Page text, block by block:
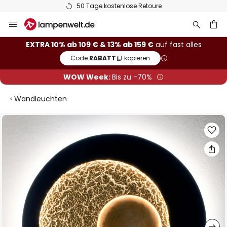
50 Tage kostenlose Retoure
Inhalt
springen
EXTRA 10% ab 109 € & 13% ab 159 €auf fast alles
Code:RABATT kopieren
WOW Week:Bis zu -70%
Wandleuchten
Zum
Ende
Bildgalerie